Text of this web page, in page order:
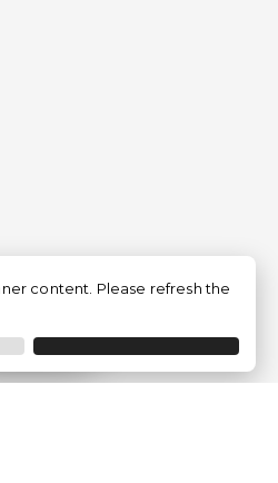
Filtrer
content. Please refresh the